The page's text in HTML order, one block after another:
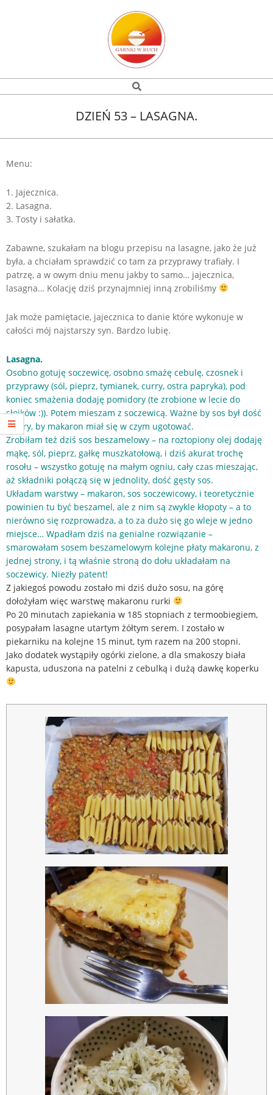
Garnki
ruch
Search
DZIEŃ 53 – LASAGNA.
Menu:
1. Jajecznica.
2. Lasagna.
3. Tosty i sałatka.
Zabawne, szukałam na blogu przepisu na lasagne, jako że już
była, a chciałam sprawdzić co tam za przyprawy trafiały. I
patrzę, a w owym dniu menu jakby to samo… jajecznica,
lasagna… Kolację dziś przynajmniej inną zrobiliśmy
Jak może pamiętacie, jajecznica to danie które wykonuje w
całości mój najstarszy syn. Bardzo lubię.
Lasagna.
Osobno gotuję soczewicę, osobno smażę cebulę, czosnek i
przyprawy (sól, pieprz, tymianek, curry, ostra papryka), pod
koniec smażenia dodaję pomidory (te zrobione w lecie do
słoików :)). Potem mieszam z soczewicą. Ważne by sos był dość
mokry, by makaron miał się w czym ugotować.
Zrobiłam też dziś sos beszamelowy – na roztopiony olej dodaję
mąkę, sól, pieprz, gałkę muszkatołową, i dziś akurat trochę
rosołu – wszystko gotuję na małym ogniu, cały czas mieszając,
aż składniki połączą się w jednolity, dość gęsty sos.
Układam warstwy – makaron, sos soczewicowy, i teoretycznie
powinien tu być beszamel, ale z nim są zwykle kłopoty – a to
nierówno się rozprowadza, a to za dużo się go wleje w jedno
miejsce… Wpadłam dziś na genialne rozwiązanie –
smarowałam sosem beszamelowym kolejne płaty makaronu, z
jednej strony, i tą właśnie stroną do dołu układałam na
soczewicy. Niezły patent!
Z jakiegoś powodu zostało mi dziś dużo sosu, na górę
dołożyłam więc warstwę makaronu rurki
Po 20 minutach zapiekania w 185 stopniach z termoobiegiem,
posypałam lasagne utartym żółtym serem. I zostało w
piekarniku na kolejne 15 minut, tym razem na 200 stopni.
Jako dodatek wystąpiły ogórki zielone, a dla smakoszy biała
kapusta, uduszona na patelni z cebulką i dużą dawkę koperku